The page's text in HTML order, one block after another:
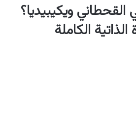
ويكيبيديا؟
الكاملة